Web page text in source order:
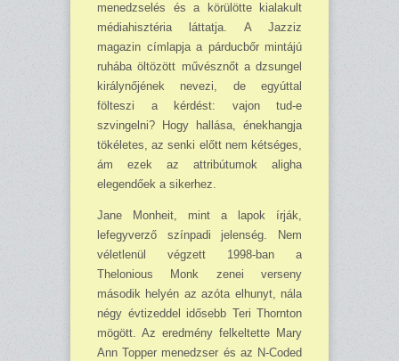
menedzselés és a körülötte ki­alakult
médiahisztéria láttatja. A Jazziz
magazin címlapja a párducbőr mintájú
ruhába öl­tözött művésznőt a dzsungel
királynőjének nevezi, de egyúttal
fölteszi a kérdést: vajon tud-e
szvingelni? Hogy hallása, énekhangja
tökéletes, az senki előtt nem kétséges,
ám ezek az attribútumok aligha
elegendőek a sikerhez.
Jane Monheit, mint a lapok írják,
lefegyverző színpadi jelenség. Nem
véletlenül vég­zett 1998-ban a
Thelonious Monk zenei verseny
második helyén az azóta elhunyt, nála
négy évtizeddel idősebb Teri Thornton
mögött. Az eredmény felkeltette Mary
Ann Topper menedzser és az N-Coded